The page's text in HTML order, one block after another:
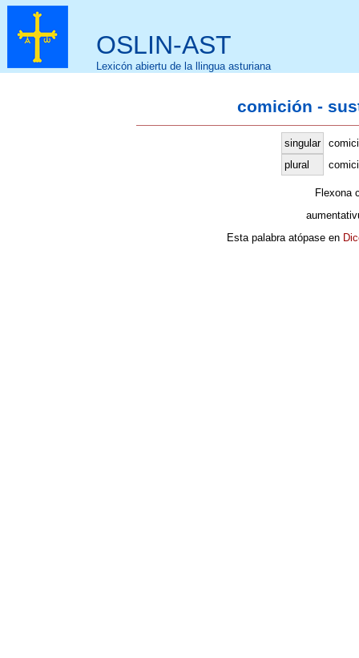
OSLIN-AST
Lexicón abiertu de la llingua asturiana
comición -
singular
plural
Flexona
Esta palabra atópase en